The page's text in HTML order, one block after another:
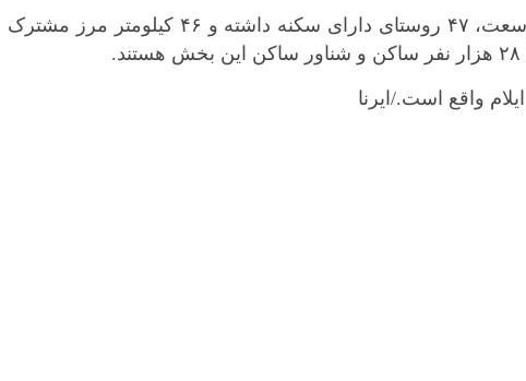
چوار با یک هزار و ۴۰۰ کیلومتر مربع وسعت، ۴۷ روستای دارای سکنه داشته و ۴۶ کیلومتر مرز